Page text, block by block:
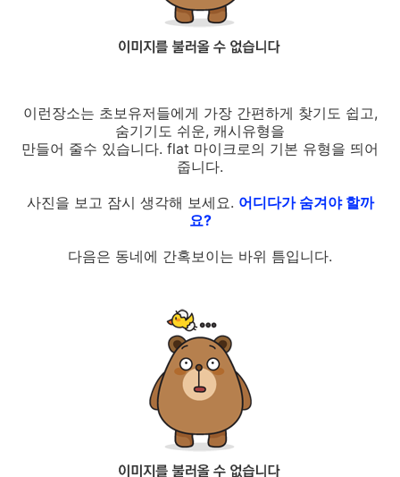
이런장소는 초보유저들에게 가장 간편하게 찾기도 쉽고,
숨기기도 쉬운, 캐시유형을
만들어 줄수 있습니다. flat 마이크로의 기본 유형을 띄어
줍니다.
사진을 보고 잠시 생각해 보세요. 어디다가 숨겨야 할까
요?
다음은 동네에 간혹보이는 바위 틈입니다.